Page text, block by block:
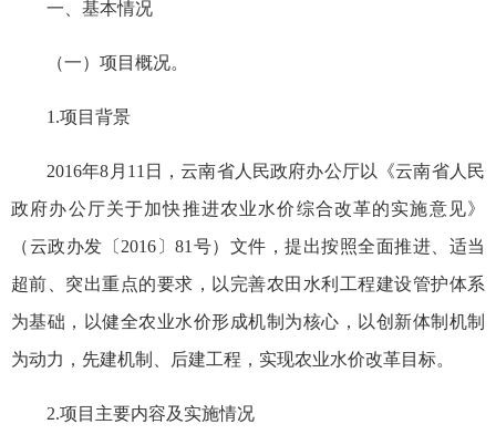
一、基本情况
（一）项目概况。
1.项目背景
2016年8月11日，云南省人民政府办公厅以《云南省人民
政府办公厅关于加快推进农业水价综合改革的实施意见》
（云政办发〔2016〕81号）文件，提出按照全面推进、适当
超前、突出重点的要求，以完善农田水利工程建设管护体系
为基础，以健全农业水价形成机制为核心，以创新体制机制
为动力，先建机制、后建工程，实现农业水价改革目标。
2.项目主要内容及实施情况